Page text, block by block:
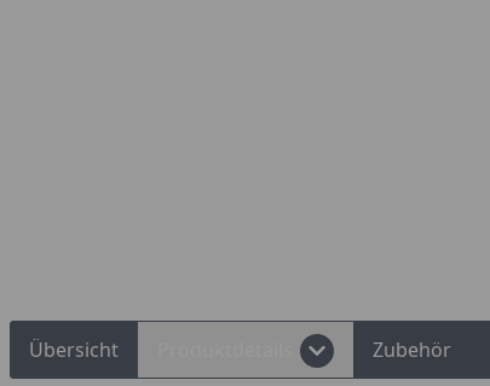
Übersicht Zubehör